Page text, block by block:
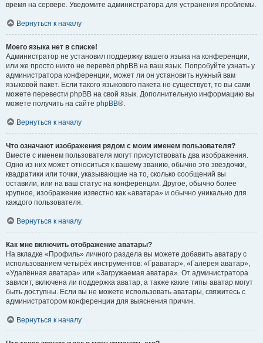
время на сервере. Уведомите администратора для устранения проблемы.
Вернуться к началу
Моего языка нет в списке!
Администратор не установил поддержку вашего языка на конференции,
или же просто никто не перевёл phpBB на ваш язык. Попробуйте узнать у
администратора конференции, может ли он установить нужный вам
языковой пакет. Если такого языкового пакета не существует, то вы сами
можете перевести phpBB на свой язык. Дополнительную информацию вы
можете получить на сайте phpBB®.
Вернуться к началу
Что означают изображения рядом с моим именем пользователя?
Вместе с именем пользователя могут присутствовать два изображения.
Одно из них может относиться к вашему званию, обычно это звёздочки,
квадратики или точки, указывающие на то, сколько сообщений вы
оставили, или на ваш статус на конференции. Другое, обычно более
крупное, изображение известно как «аватара» и обычно уникально для
каждого пользователя.
Вернуться к началу
Как мне включить отображение аватары?
На вкладке «Профиль» личного раздела вы можете добавить аватару с
использованием четырёх инструментов: «Граватар», «Галерея аватар»,
«Удалённая аватара» или «Загружаемая аватара». От администратора
зависит, включена ли поддержка аватар, а также какие типы аватар могут
быть доступны. Если вы не можете использовать аватары, свяжитесь с
администратором конференции для выяснения причин.
Вернуться к началу